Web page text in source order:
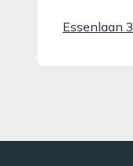
Essenlaan 3